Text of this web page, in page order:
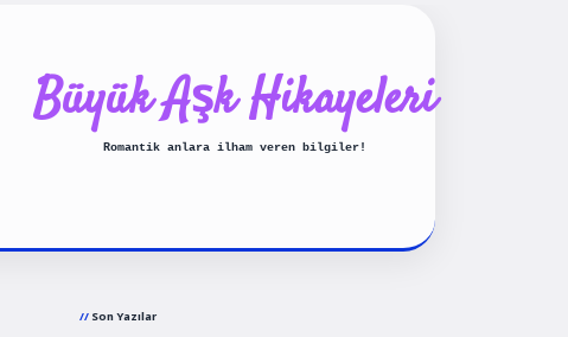
Büyük Aşk Hikayeleri
Romantik anlara ilham veren bilgiler!
Son Yazılar